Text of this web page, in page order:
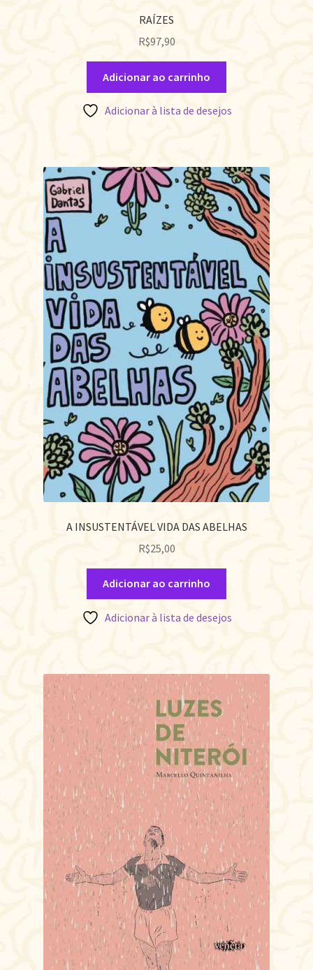
RAÍZES
R$97,90
Adicionar ao carrinho
Adicionar à lista de desejos
A INSUSTENTÁVEL VIDA DAS ABELHAS
R$25,00
Adicionar ao carrinho
Adicionar à lista de desejos